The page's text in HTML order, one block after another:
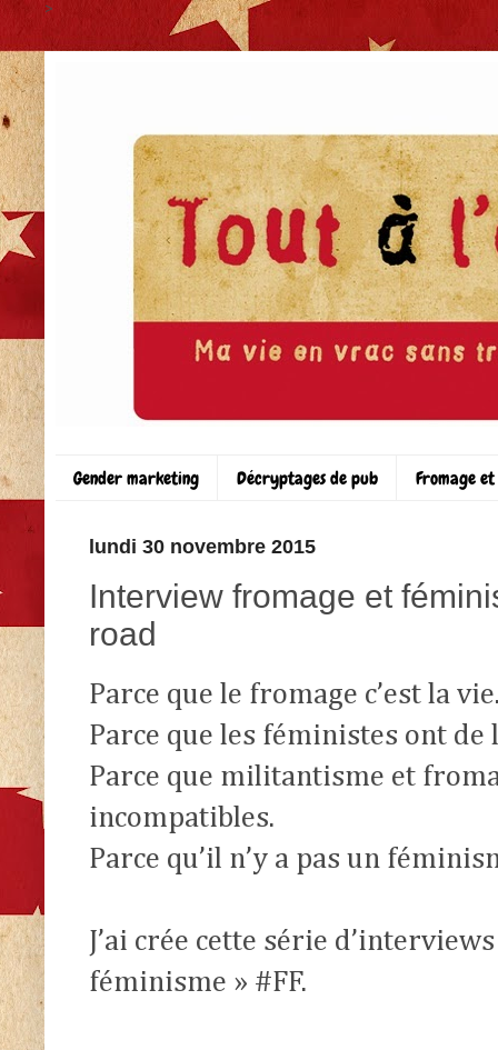
>
Gender marketing Décryptages de pub Fromage
lundi 30 novembre 2015
Interview fromage et
road
Parce que le fromage c’est la
Parce que les féministes ont de
Parce que militantisme et
incompatibles.
Parce qu’il n’y a pas un
J’ai crée cette série
féminisme » #FF.